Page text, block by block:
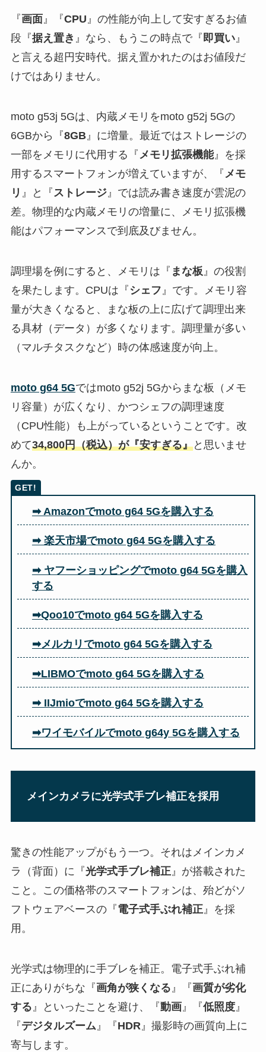
『画面』『CPU』の性能が向上して安すぎるお値
段『据え置き 』なら、もうこの時点で『即買い』
と言える超円安時代。据え置かれたのはお値段だ
けではありません。
moto g53j 5Gは、内蔵メモリをmoto g52j 5Gの
6GBから『8GB』に増量。最近ではストレージの
一部をメモリに代用する『メモリ拡張機能』を採
用するスマートフォンが増えていますが、『メモ
リ 』と『ストレージ』では読み書き速度が雲泥の
差。物理的な内蔵メモリの増量に、メモリ拡張機
能はパフォーマンスで到底及びません。
調理場を例にすると、メモリは『 まな板 』の役割
を果たします。CPUは『 シェフ 』です。メモリ容
量が大きくなると、まな板の上に広げて調理出来
る具材（データ）が多くなります。調理量が多い
（マルチタスクなど）時の体感速度が向上。
moto g64 5Gではmoto g52j 5Gからまな板（メモ
リ容量）が広くなり、かつシェフの調理速度
（CPU性能）も上がっているということです。改
めて34,800円（税込）が『安すぎる』と思いませ
んか。
➡ Amazonでmoto g64 5Gを購入する
➡ 楽天市場でmoto g64 5Gを購入する
➡ ヤフーショッピングでmoto g64 5Gを購入
する
➡Qoo10でmoto g64 5Gを購入する
➡メルカリでmoto g64 5Gを購入する
➡LIBMOでmoto g64 5Gを購入する
➡ IIJmioでmoto g64 5Gを購入する
➡ワイモバイルでmoto g64y 5Gを購入する
メインカメラに光学式手ブレ補正を採用
驚きの性能アップがもう一つ。それはメインカメ
ラ（背面）に『光学式手ブレ補正』が搭載された
こと。この価格帯のスマートフォンは、殆どがソ
フトウェアベースの『電子式手ぶれ補正』を採
用。
光学式は物理的に手ブレを補正。電子式手ぶれ補
正にありがちな『画角が狭くなる』『画質が劣化
する』といったことを避け、『動画』『低照度』
『デジタルズーム』『HDR』撮影時の画質向上に
寄与します。